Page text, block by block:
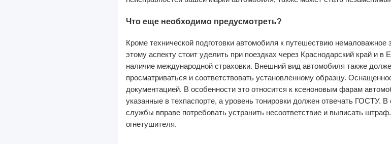
Что еще необходимо предусмотреть?
Кроме технической подготовки автомобиля к путешествию
этому аспекту стоит уделить при поездках через Краснодарский край и
наличие международной страховки. Внешний вид автомобиля также
просматриваться и соответствовать установленному образцу.
документацией. В особенности это относится к ксеноновым фарам
указанные в техпаспорте, а уровень тонировки должен отвечать ГОСТУ.
службы вправе потребовать устранить несоответствие и выписать
огнетушителя.